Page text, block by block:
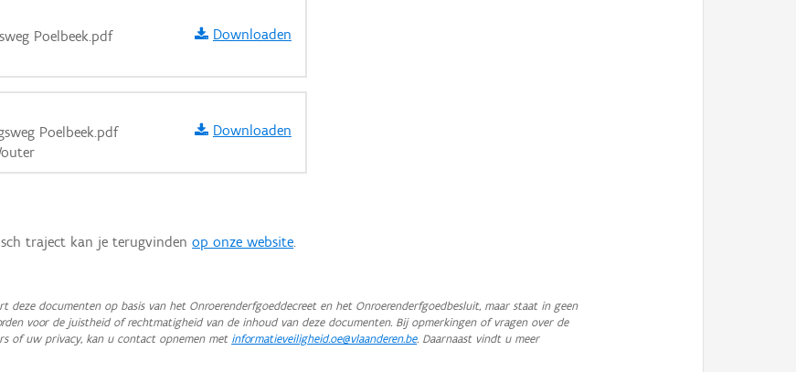
Poelbeek.pdf
Downloaden
Poelbeek.pdf
Downloaden
traject kan je terugvindenop onze website.
deze documenten op basis van het Onroerenderfgoeddecreet en het Onroerenderfgoedbesluit, maar staat in geen
voor de juistheid of rechtmatigheid van de inhoud van deze documenten. Bij opmerkingen of vragen over de
of uw privacy, kan u contact opnemen met informatieveiligheid.oe@vlaanderen.be. Daarnaast vindt u meer